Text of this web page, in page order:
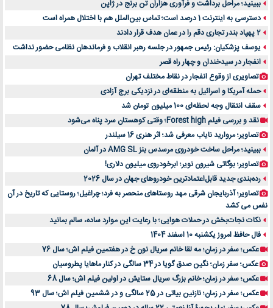
ببینید؛ مراحل برداشت و فرآوری هزاران تن برنج در ژاپن
دسترسی به اینترنت 1 درصد است؛ تماس بین‌الملل هم با اختلال همراه است
2 پهپاد بندر تجاری دقم را در عمان هدف قرار دادند
یوسف پزشکیان: رئیس جمهور در جلسه رهبر انقلاب و فرماندهان نظامی حضور نداشت
انفجار در سیدخندان و چهار راه قصر
تصاویری از وقوع انفجار در نقاط مختلف تهران
حمله آمریکا و اسرائیل به منطقه‌ای در نزدیکی برج آزادی
سقف انتقال وجه لحظه‌ای 100 میلیون تومان شد
نقد و بررسی فیلم Forest high؛ وقتی کوهستان سرد پناه می‌شود
تصاویر؛ مروارید نایاب معرفی شد؛ اثر هنری 16 سیلندر
ببینید؛ مراحل ساخت خودروی مرسدس بنز AMG SL در آلمان
تصاویر؛ بوگاتی شیرون نویر؛ ابرخودروی میلیون دلاری!
رده‌بندی جدید قابل‌اعتمادترین خودروهای جهان در سال 2026
تصاویر؛ آذربایجان شرقی مهد روستاهای منحصر به فرد؛ چراغیل؛ روستایی که تاریخ در آن
نفس می کشد
نکات نجات‌بخش در حملات هوایی؛ با رعایت این موارد ساده، سالم بمانید
فال حافظ امروز یکشنبه 10 اسفند 1404
عکس؛ سفر در زمان؛ مه لقا خانم سریال نون خ در هفتمین فیلم اش؛ سال 76
عکس؛ سفر زمان؛ نگین صدق گویا در 34 سالگی در کنار ماهایا پطروسیان
عکس؛ سفر در زمان؛ خانم بزرگ سریال ستایش در اولین فیلم اش؛ سال 68
عکس؛ سفر در زمان؛ نازنین بیاتی در 25 سالگی و در ششمین فیلم اش؛ سال 93